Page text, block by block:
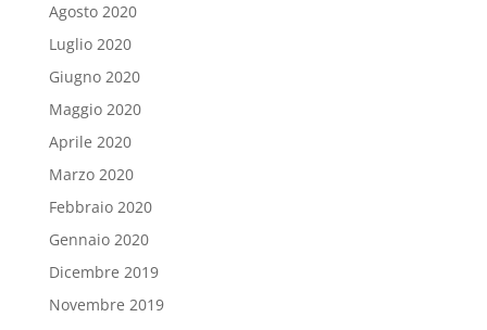
Agosto 2020
Luglio 2020
Giugno 2020
Maggio 2020
Aprile 2020
Marzo 2020
Febbraio 2020
Gennaio 2020
Dicembre 2019
Novembre 2019